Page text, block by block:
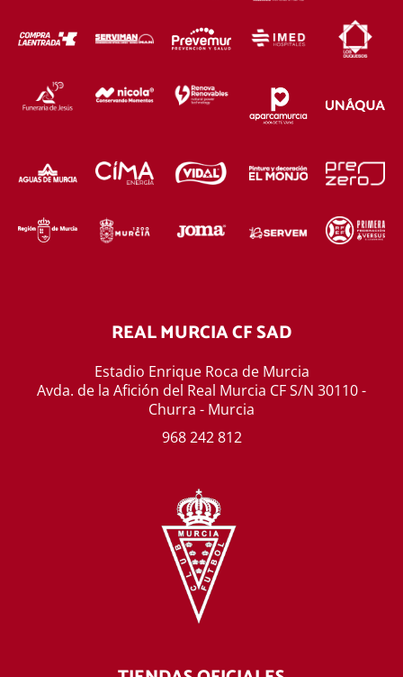
REAL MURCIA CF SAD
Estadio Enrique Roca de Murcia
Avda. de la Afición del Real Murcia CF S/N 30110 -
Churra - Murcia
968 242 812